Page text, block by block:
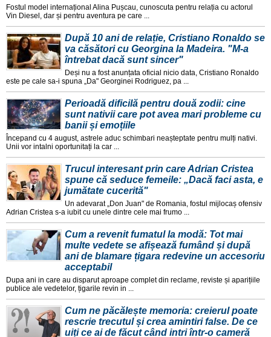
Fostul model internațional Alina Pușcau, cunoscuta pentru relația cu actorul
Vin Diesel, dar și pentru aventura pe care ...
După 10 ani de relație, Cristiano Ronaldo se
va căsători cu Georgina la Madeira. "M-a
întrebat dacă sunt sincer"
Deși nu a fost anunțata oficial nicio data, Cristiano Ronaldo
este pe cale sa-i spuna „Da" Georginei Rodriguez, pa ...
Perioadă dificilă pentru două zodii: cine
sunt nativii care pot avea mari probleme cu
banii și emoțiile
Începand cu 4 august, astrele aduc schimbari neașteptate pentru mulți nativi.
Unii vor intalni oportunitați la car ...
Trucul interesant prin care Adrian Cristea
spune că seduce femeile: „Dacă faci asta, e
jumătate cucerită"
Un adevarat „Don Juan" de Romania, fostul mijlocaș ofensiv
Adrian Cristea s-a iubit cu unele dintre cele mai frumo ...
Cum a revenit fumatul la modă: Tot mai
multe vedete se afișează fumând și după
ani de blamare țigara redevine un accesoriu
acceptabil
Dupa ani in care au disparut aproape complet din reclame, reviste și aparițiile
publice ale vedetelor, țigarile revin in ...
Cum ne păcălește memoria: creierul poate
rescrie trecutul și crea amintiri false. De ce
uiți ce ai de făcut când intri într-o cameră